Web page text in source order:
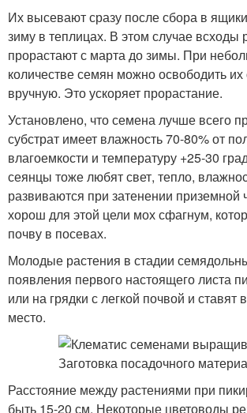
Их высевают сразу после сбора в
зиму в теплицах. В этом случае всходы
прорастают с марта до зимы. При
количестве семян можно освободить их
вручную. Это ускоряет прорастание.
Установлено, что семена лучше всего
субстрат имеет влажность 70-80% от
влагоемкости и температуру +25-30
сеянцы тоже любят свет, тепло,
развиваются при затенении приземной
хорош для этой цели мох сфагнум,
почву в посевах.
Молодые растения в стадии
появления первого настоящего листа
или на грядки с легкой почвой и ставят
место.
Расстояние между растениями при
быть 15-20 см. Некоторые цветоводы